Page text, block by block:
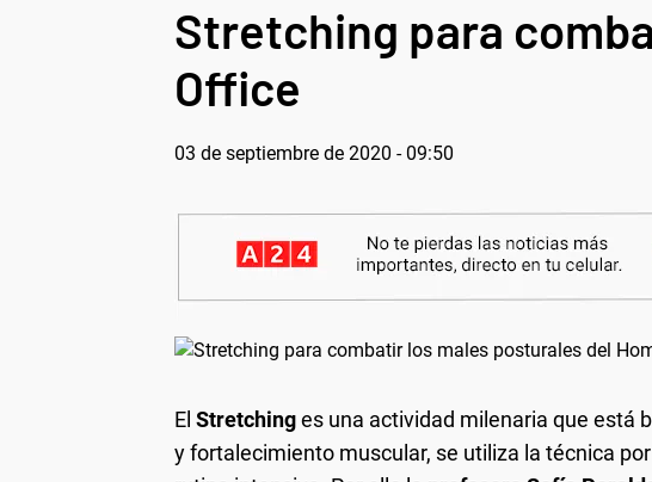
Stretching para
Office
03 de septiembre de 2020 - 09:50
El Stretchinges una actividad milenaria que está
y fortalecimiento muscular, se utiliza la técnica